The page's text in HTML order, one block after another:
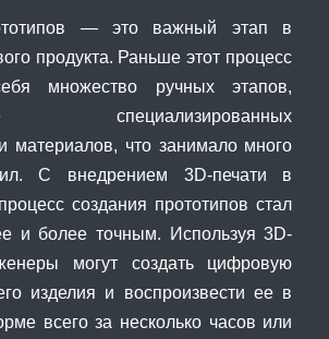
— это важный этап в
продукта. Раньше этот процесс
множество ручных этапов,
специализированных
материалов, что занимало много
С внедрением 3D-печати в
создания прототипов стал
и более точным. Используя 3D-
могут создать цифровую
изделия и воспроизвести ее в
всего за несколько часов или